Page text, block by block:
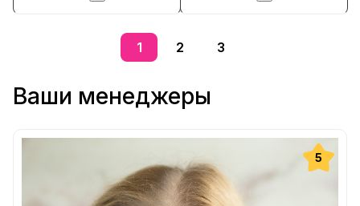
1 2 3
Ваши менеджеры
5